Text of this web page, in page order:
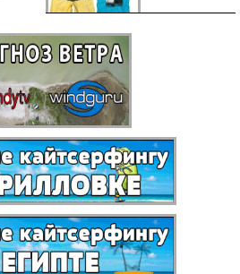
Бордшорты Quik Silver
Кайты F-ONE BANDIT